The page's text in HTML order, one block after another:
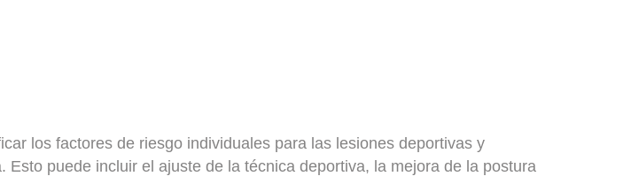
los factores de riesgo individuales para las lesiones deportivas y
Esto puede incluir el ajuste de la técnica deportiva, la mejora de la postura